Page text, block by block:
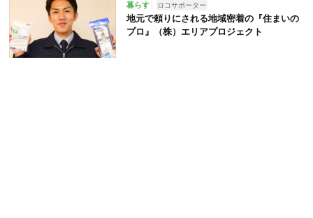
暮らす ロコサポーター
地元で頼りにされる地域密着の『住まいの
プロ』（株）エリアプロジェクト